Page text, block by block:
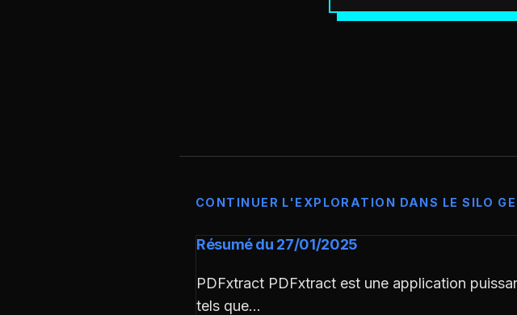
CONTINUER L'EXPLORATION DANS LE SILO
Résumé du 27/01/2025
PDFxtract PDFxtract est une application
tels que…